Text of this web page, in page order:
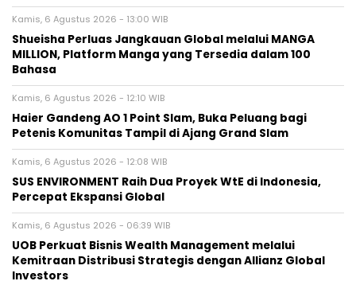
Kamis, 6 Agustus 2026 - 13:00 WIB
Shueisha Perluas Jangkauan Global melalui MANGA
MILLION, Platform Manga yang Tersedia dalam 100
Bahasa
Kamis, 6 Agustus 2026 - 12:10 WIB
Haier Gandeng AO 1 Point Slam, Buka Peluang bagi
Petenis Komunitas Tampil di Ajang Grand Slam
Kamis, 6 Agustus 2026 - 12:08 WIB
SUS ENVIRONMENT Raih Dua Proyek WtE di Indonesia,
Percepat Ekspansi Global
Kamis, 6 Agustus 2026 - 06:39 WIB
UOB Perkuat Bisnis Wealth Management melalui
Kemitraan Distribusi Strategis dengan Allianz Global
Investors